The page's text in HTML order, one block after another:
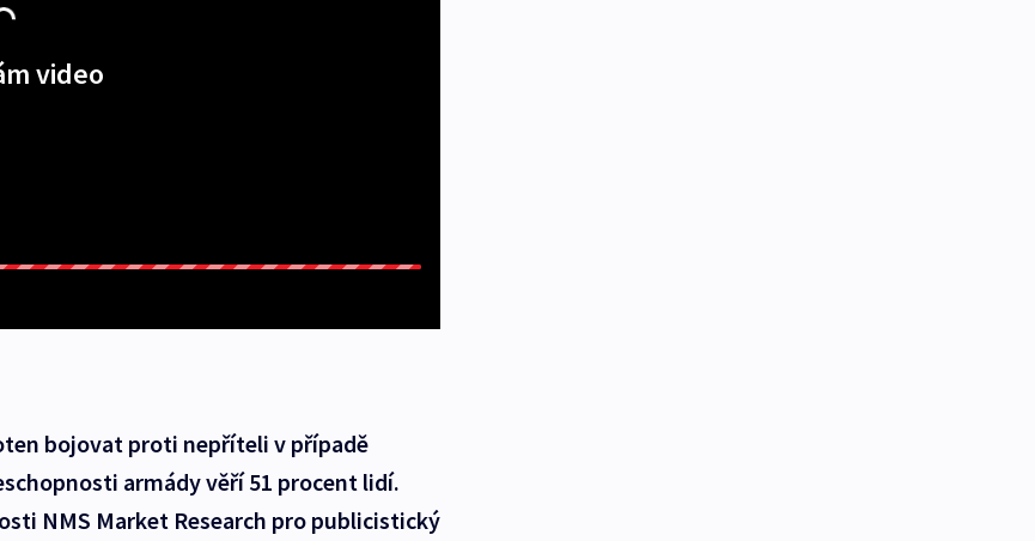
video
bojovat proti nepříteli v případě
armády věří 51 procent lidí.
NMS Market Research pro publicistický